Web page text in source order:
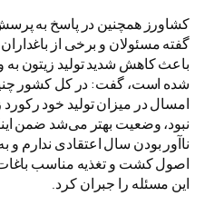
کشاورز همچنین در پاسخ به
گفته مسئولان و برخی از
باعث کاهش شدید تولید زیتون به
شده است، گفت: در کل کشور چنین
امسال در میزان تولید خود رکورد
نبود، وضعیت بهتر می‌شد ضمن
ناآور بودن سال اعتقادی ندارم
اصول کشت و تغذیه مناسب
این مسئله را جبران کرد.